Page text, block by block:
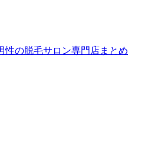
性の脱毛サロン専門店まとめ